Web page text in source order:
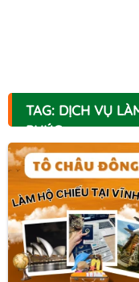
TAG: DỊCH VỤ
PHÚC